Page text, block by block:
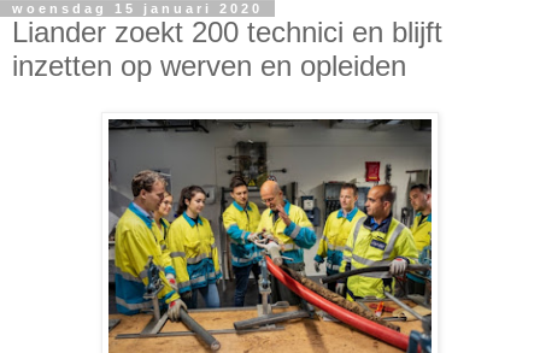
woensdag 15 januari 2020
Liander zoekt 200 technici en blijft
inzetten op werven en opleiden